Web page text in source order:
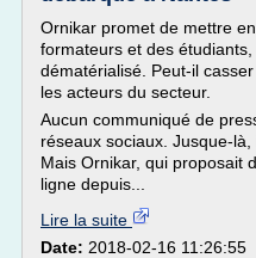
Ornikar promet de mettre
formateurs et des
dématérialisé. Peut-il
les acteurs du secteur.
Aucun communiqué de
réseaux sociaux. Jusque-
Mais Ornikar, qui proposait
ligne depuis...
Lire la suite
Date: 2018-02-16 11:26:55